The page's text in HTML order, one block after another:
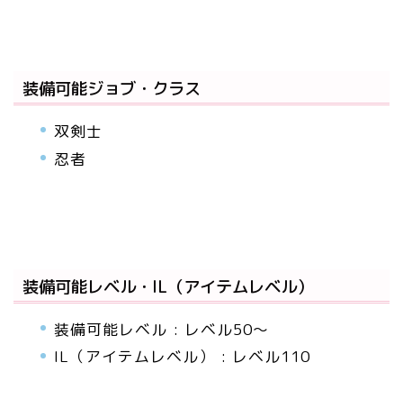
装備可能ジョブ・クラス
双剣士
忍者
装備可能レベル・IL（アイテムレベル）
装備可能レベル : レベル50～
IL（アイテムレベル） : レベル110